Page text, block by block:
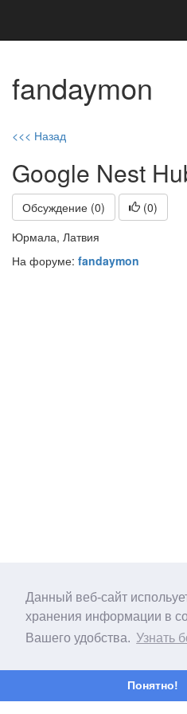
Данный веб-сайт
хранения информации в
Вашего удобства. Узнать
Понятно!
fandaymon
<<< Назад
Google Nest
Обсуждение (0) (0)
Юрмала, Латвия
На форуме: fandaymon